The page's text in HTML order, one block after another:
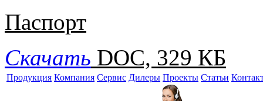
Паспорт
Скачать DOC, 329 КБ
Продукция Компания Сервис Дилеры Проекты Статьи